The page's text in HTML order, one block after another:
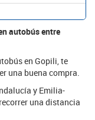
autobús entre
en Gopili, te
una buena compra.
y Emilia-
una distancia